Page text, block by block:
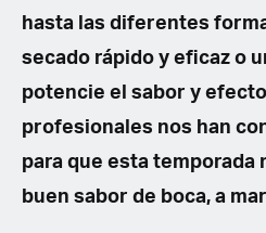
hasta las diferentes
secado rápido y eficaz o
potencie el sabor y
profesionales nos han
para que esta temporada
buen sabor de boca, a